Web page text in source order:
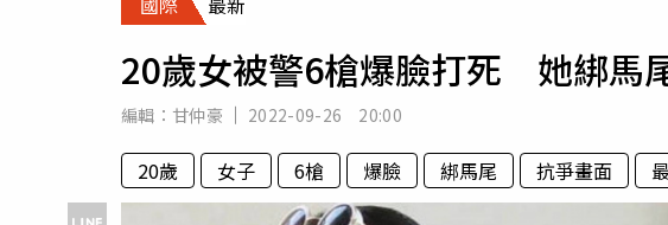
專欄
房產新勢力
20歲女被警6槍爆臉打死 她綁馬
編輯： 甘仲豪 2022-09-26 20:00
20歲 女子 6槍 爆臉 綁馬尾 抗爭畫面